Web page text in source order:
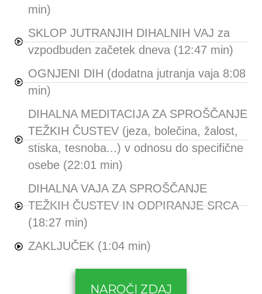
min)
SKLOP JUTRANJIH DIHALNIH VAJ za
vzpodbuden začetek dneva (12:47 min)
OGNJENI DIH (dodatna jutranja vaja 8:08
min)
DIHALNA MEDITACIJA ZA SPROŠČANJE
TEŽKIH ČUSTEV (jeza, bolečina, žalost,
stiska, tesnoba...) v odnosu do specifične
osebe (22:01 min)
DIHALNA VAJA ZA SPROŠČANJE
TEŽKIH ČUSTEV IN ODPIRANJE SRCA
(18:27 min)
ZAKLJUČEK (1:04 min)
NAROČI ZDAJ